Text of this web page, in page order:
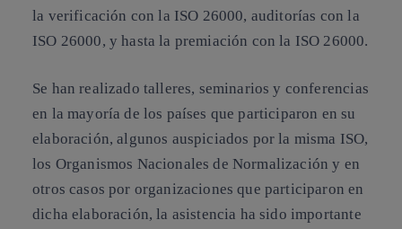
la verificación con la ISO 26000, auditorías con la
ISO 26000, y hasta la premiación con la ISO 26000.
Se han realizado talleres, seminarios y conferencias
en la mayoría de los países que participaron en su
elaboración, algunos auspiciados por la misma ISO,
los Organismos Nacionales de Normalización y en
otros casos por organizaciones que participaron en
dicha elaboración, la asistencia ha sido importante